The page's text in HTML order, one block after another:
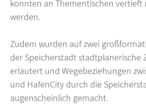
konnten an Thementischen
werden.
Zudem wurden auf zwei
der Speicherstadt stadtplanerische
erläutert und Wegebeziehungen
und HafenCity durch die
augenscheinlich gemacht.